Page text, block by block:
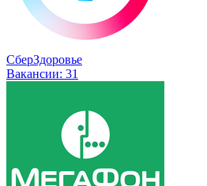
СберЗдоровье
Вакансии: 31